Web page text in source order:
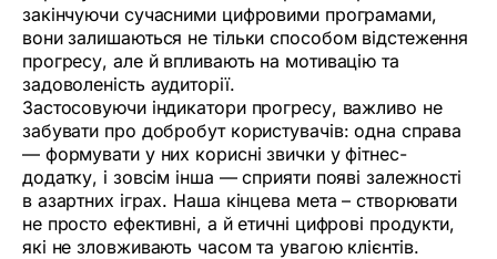
закінчуючи сучасними цифровими програмами,
вони залишаються не тільки способом відстеження
прогресу, але й впливають на мотивацію та
задоволеність аудиторії.
Застосовуючи індикатори прогресу, важливо не
забувати про добробут користувачів: одна справа
— формувати у них корисні звички у фітнес-
додатку, і зовсім інша — сприяти появі залежності
в азартних іграх. Наша кінцева мета – створювати
не просто ефективні, а й етичні цифрові продукти,
які не зловживають часом та увагою клієнтів.